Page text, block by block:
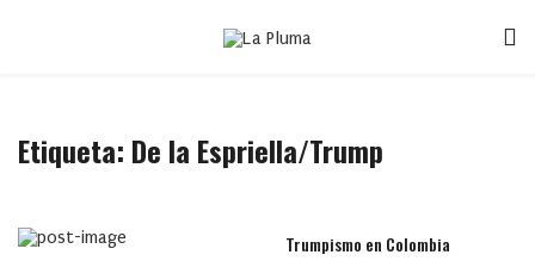
Etiqueta: De la Espriella/Trump
Trumpismo en Colombia